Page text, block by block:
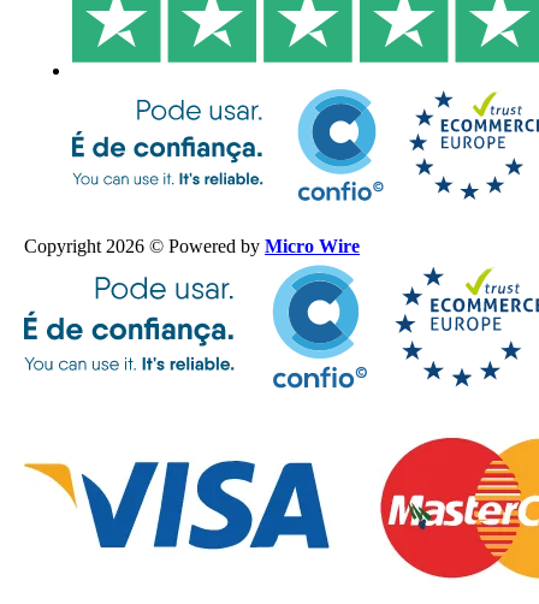
Copyright 2026 © Powered by Micro Wire